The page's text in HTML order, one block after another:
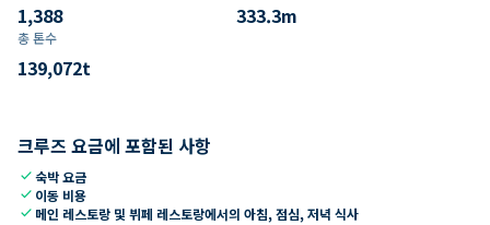
1,388 333.3m
총 톤수
139,072t
크루즈 요금에 포함된 사항
check숙박 요금
check 이동 비용
check 메인 레스토랑 및 뷔페 레스토랑에서의 아침, 점심, 저녁 식사